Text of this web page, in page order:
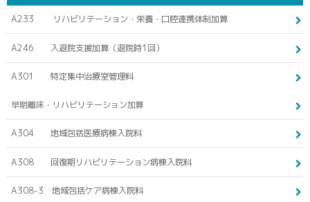
A233 リハビリテーション・栄養・口腔連携体制加算
A246 入退院支援加算（退院時1回）
A301 特定集中治療室管理料
早期離床・リハビリテーション加算
A304 地域包括医療病棟入院料
A308 回復期リハビリテーション病棟入院料
A308-3 地域包括ケア病棟入院料